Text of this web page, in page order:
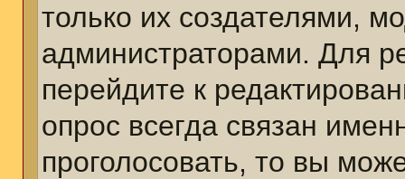
только их создателями,
администраторами. Для
перейдите к
опрос всегда связан
проголосовать, то вы